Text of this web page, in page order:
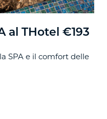
al THotel €193
SPA e il comfort delle